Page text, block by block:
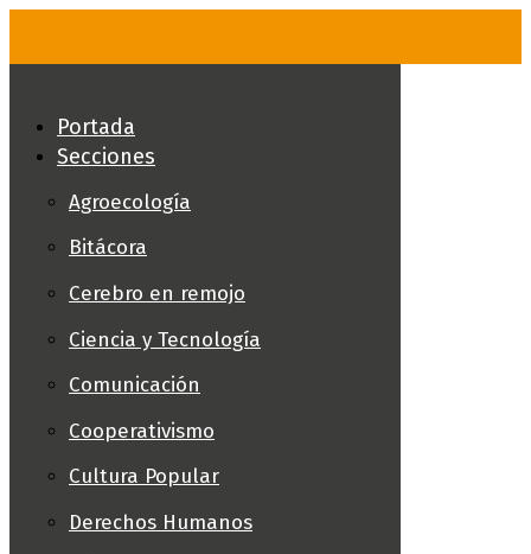
Portada
Secciones
Agroecología
Bitácora
Cerebro en remojo
Ciencia y Tecnología
Comunicación
Cooperativismo
Cultura Popular
Derechos Humanos